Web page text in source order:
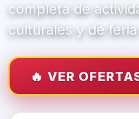
completa de
culturales y de
🔥 VER